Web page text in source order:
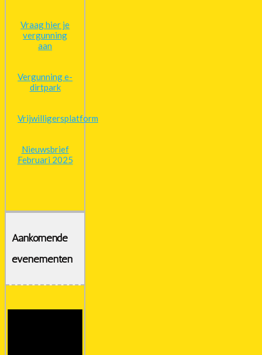
Vraag hier je
vergunning
aan
Vergunning e-
dirtpark
Vrijwilligersplatform
Nieuwsbrief
Februari 2025
Aankomende
evenementen